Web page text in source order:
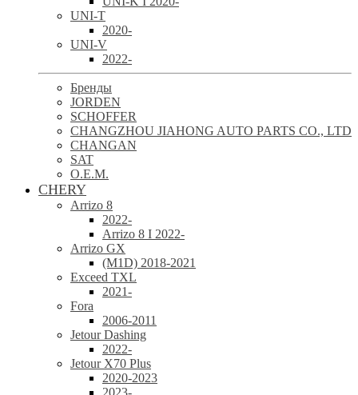
UNI-T
2020-
UNI-V
2022-
Бренды
JORDEN
SCHOFFER
CHANGZHOU JIAHONG AUTO PARTS CO., LTD
CHANGAN
SAT
O.E.M.
CHERY
Arrizo 8
2022-
Arrizo 8 I 2022-
Arrizo GX
(M1D) 2018-2021
Exceed TXL
2021-
Fora
2006-2011
Jetour Dashing
2022-
Jetour X70 Plus
2020-2023
2023-